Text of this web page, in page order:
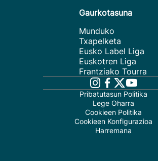
Gaurkotasuna
Munduko
Txapelketa
Eusko Label Liga
Euskotren Liga
Frantziako Tourra
Pribatutasun Politika
Lege Oharra
Cookieen Politika
Cookieen Konfigurazioa
Harremana